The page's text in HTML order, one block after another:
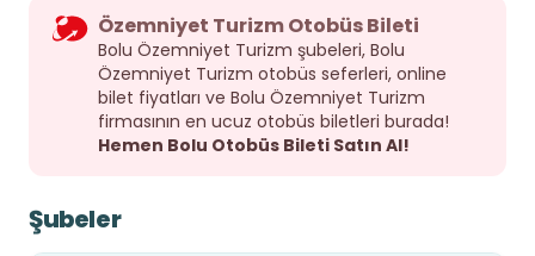
Özemniyet Turizm Otobüs Bileti
Bolu Özemniyet Turizm şubeleri, Bolu
Özemniyet Turizm otobüs seferleri, online
bilet fiyatları ve Bolu Özemniyet Turizm
firmasının en ucuz otobüs biletleri burada!
Hemen Bolu Otobüs Bileti Satın Al!
Şubeler